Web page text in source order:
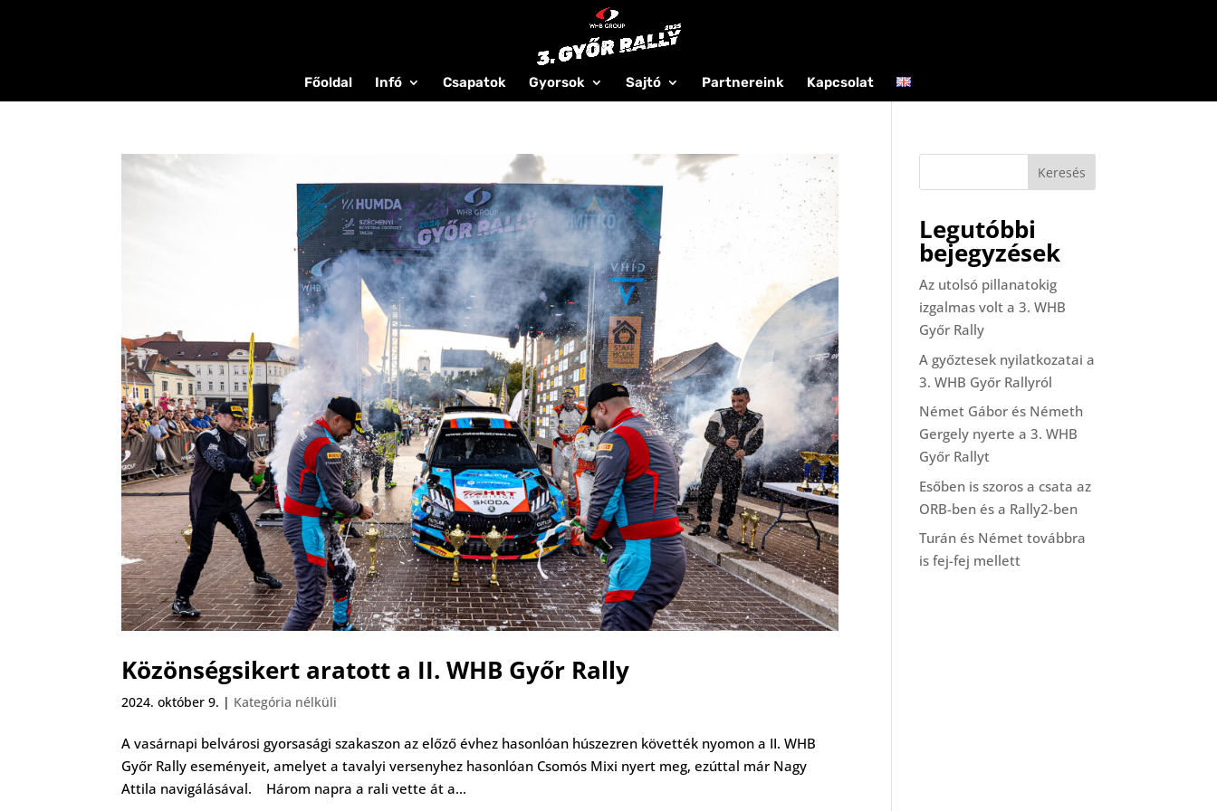
Főoldal Infó Csapatok Gyorsok Sajtó Partnereink Kapcsolat
Közönségsikert aratott a II. WHB Győr Rally
2024. október 9. | Kategória nélküli
A vasárnapi belvárosi gyorsasági szakaszon az előző évhez hasonlóan húszezren követték nyomon a II. WHB
Győr Rally eseményeit, amelyet a tavalyi versenyhez hasonlóan Csomós Mixi nyert meg, ezúttal már Nagy
Attila navigálásával. Három napra a rali vette át a...
Keresés
Legutóbbi
bejegyzések
Az utolsó pillanatokig
izgalmas volt a 3. WHB
Győr Rally
A győztesek nyilatkozatai a
3. WHB Győr Rallyról
Német Gábor és Németh
Gergely nyerte a 3. WHB
Győr Rallyt
Esőben is szoros a csata az
ORB-ben és a Rally2-ben
Turán és Német továbbra
is fej-fej mellett